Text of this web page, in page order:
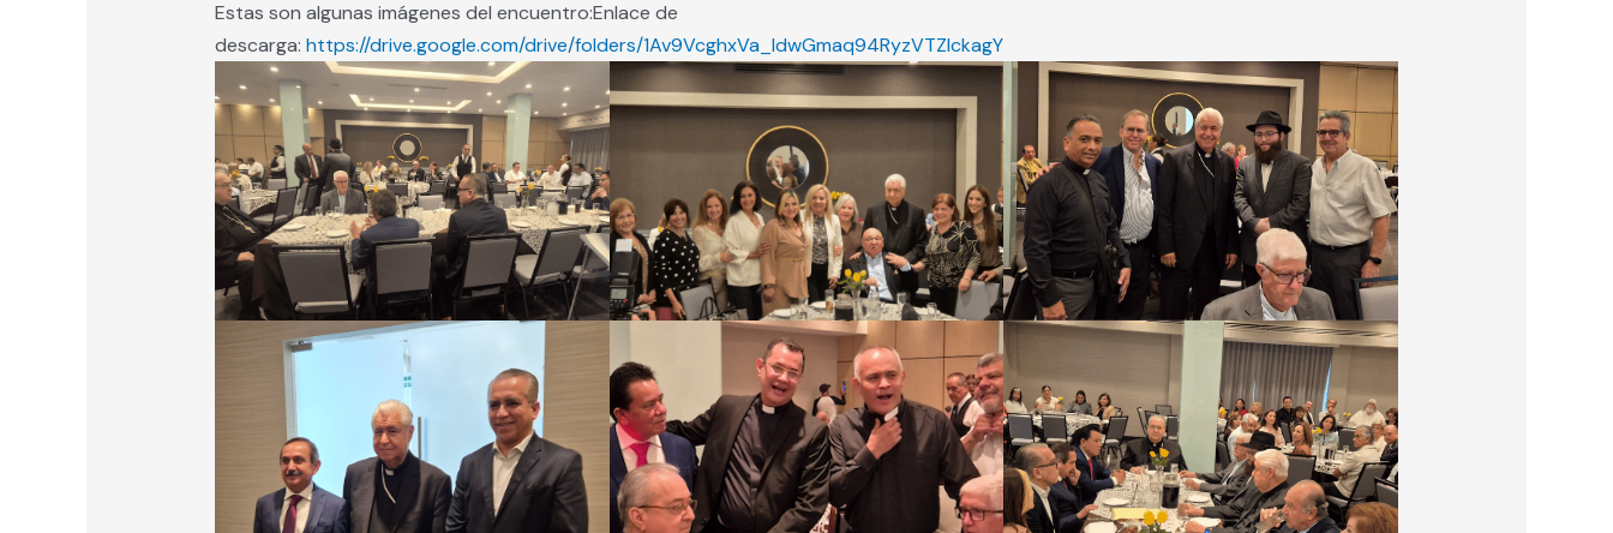
Estas son algunas imágenes del encuentro:Enlace de
descarga: https://drive.google.com/drive/folders/1Av9VcghxVa_ldwGmaq94RyzVTZIckagY